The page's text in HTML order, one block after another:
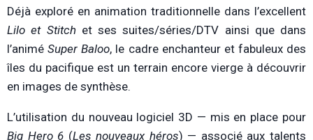
Déjà exploré en animation traditionnelle dans l’excellent
Lilo et Stitch et ses suites/séries/DTV ainsi que dans
l’animéSuper Baloo, le cadre enchanteur et fabuleux des
îles du pacifique est un terrain encore vierge à découvrir
en images de synthèse.
L’utilisation du nouveau logiciel 3D — mis en place pour
Big Hero 6 (Les nouveaux héros) — associé aux talents